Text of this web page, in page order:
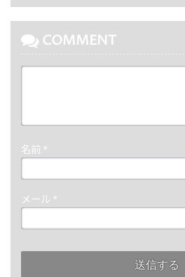
COMMENT
名前 *
メール *